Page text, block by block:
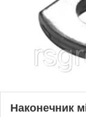
Наконечник